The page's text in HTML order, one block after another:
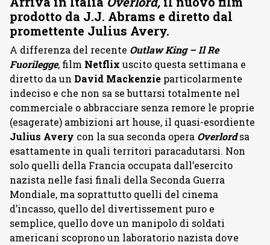
prodotto da J.J. Abrams e diretto dal
promettente Julius Avery.
A differenza del recente Outlaw King – Il Re
Fuorilegge, film Netflix uscito questa settimana e
diretto da un David Mackenzie particolarmente
indeciso e che non sa se buttarsi totalmente nel
commerciale o abbracciare senza remore le proprie
(esagerate) ambizioni art house, il quasi-esordiente
Julius Avery con la sua seconda opera Overlordsa
esattamente in quali territori paracadutarsi. Non
solo quelli della Francia occupata dall’esercito
nazista nelle fasi finali della Seconda Guerra
Mondiale, ma soprattutto quelli del cinema
d’incasso, quello del divertissement puro e
semplice, quello dove un manipolo di soldati
americani scoprono un laboratorio nazista dove